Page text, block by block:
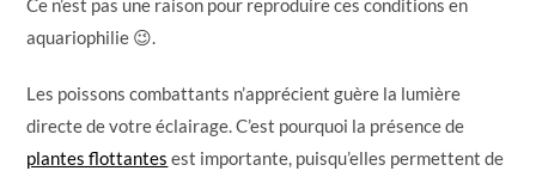
Ce n’est pas une raison pour reproduire ces conditions en
aquariophilie 😉.
Les poissons combattants n’apprécient guère la lumière
directe de votre éclairage. C’est pourquoi la présence de
plantes flottantes est importante, puisqu’elles permettent de